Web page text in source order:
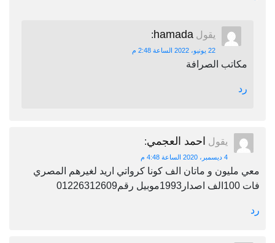
يقول hamada
:
22 يونيو، 2022 الساعة 2:48 م
مكاتب الصرافة
رد
يقول احمد العجمي:
4 ديسمبر، 2020 الساعة 4:48 م
معي مليون و ماتان الف كونا كرواتي اريد لغيرهم المصري
فات 100الف اصدار1993موبيل رقم01226312609
رد